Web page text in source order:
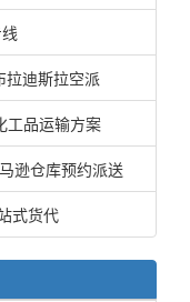
拉迪斯拉空派
工品运输方案
逊仓库预约派送
式货代